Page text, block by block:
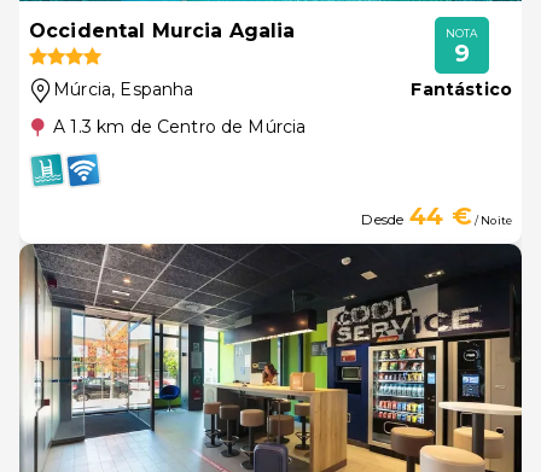
Occidental Murcia Agalia
Múrcia, Espanha
A 1.3 km de Centro de Múrcia
NOTA
9
Fantástico
Desde 44 €/ Noite